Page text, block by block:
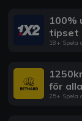
100%
tipset
18+ Spela
för
25+ Spela